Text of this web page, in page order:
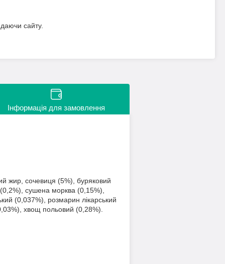
сайту.
Інформація для замовлення
жир, сочевиця (5%), буряковий
(0,2%), сушена морква (0,15%),
(0,037%), розмарин лікарський
хвощ польовий (0,28%).